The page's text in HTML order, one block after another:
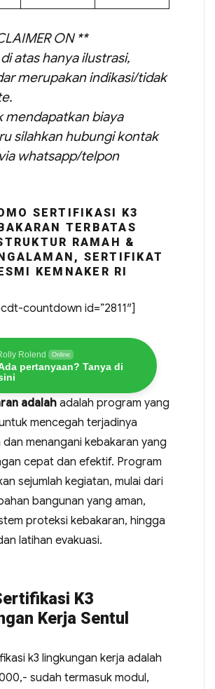
ON **
atas hanya ilustrasi,
merupakan indikasi/tidak
mendapatkan biaya
silahkan hubungi kontak
whatsapp/telpon
SERTIFIKASI K3
TERBATAS
RAMAH &
SERTIFIKAT
KEMNAKER RI
countdown id=”2811″]
Rolend Online
pertanyaan? Tanya di
adalahadalah program yang
mencegah terjadinya
menangani kebakaran yang
cepat dan efektif. Program
sejumlah kegiatan, mulai dari
bangunan yang aman,
proteksi kebakaran, hingga
latihan evakuasi.
K3
Kerja Sentul
k3 lingkungan kerja adalah
sudah termasuk modul,